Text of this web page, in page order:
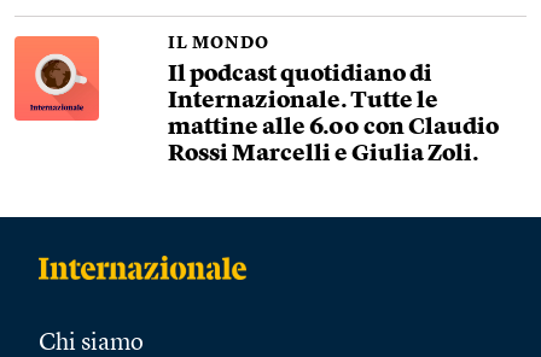
IL MONDO
Il podcast quotidiano di
Internazionale. Tutte le
mattine alle 6.00 con Claudio
Rossi Marcelli e Giulia Zoli.
Chi siamo